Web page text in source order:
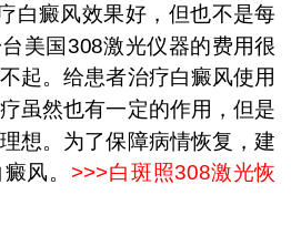
癜风效果好，但也不是每
美国308激光仪器的费用很
起。给患者治疗白癜风使用
虽然也有一定的作用，但是
想。为了保障病情恢复，建
风。 >>>白斑照308激光恢